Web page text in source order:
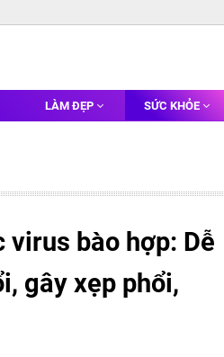
LÀM ĐẸP SỨC KHỎE
bào hợp: Dễ
gây xẹp phổi,